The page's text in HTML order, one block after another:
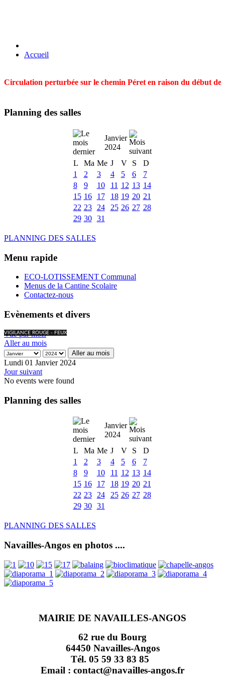
Accueil
Circulation perturbée sur le chemin Péret en raison du début
Planning des salles
Janvier
2024
L
Ma Me J V S
D
1
2 3 4 5 6
7
8
9 10 11 12 13 14
15 16 17 18 19 20 21
22 23 24 25 26 27 28
29 30 31
PLANNING DES SALLES
Menu rapide
ECO-LOTISSEMENT Communal
Menus de la Cantine Scolaire
Contactez-nous
Evènements et divers
VIGILANCE ROUGE - FEUX
Vue par mois
Aller au mois
Aller au mois
Lundi 01 Janvier 2024
Jour suivant
No events were found
Planning des salles
Janvier
2024
L
Ma Me J V S
D
1
2 3 4 5 6
7
8
9 10 11 12 13 14
15 16 17 18 19 20 21
22 23 24 25 26 27 28
29 30 31
PLANNING DES SALLES
Navailles-Angos en photos ....
MAIRIE DE NAVAILLES-ANGOS
62 rue du Bourg
64450 Navailles-Angos
Tél. 05 59 33 83 85
Email : contact@navailles-angos.fr